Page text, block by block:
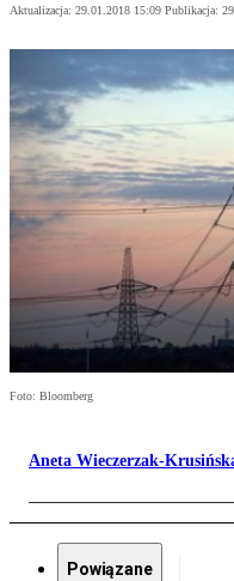
Aktualizacja: 29.01.2018 15:09 Publikacja:
Foto: Bloomberg
Aneta Wieczerzak-
Powiązane